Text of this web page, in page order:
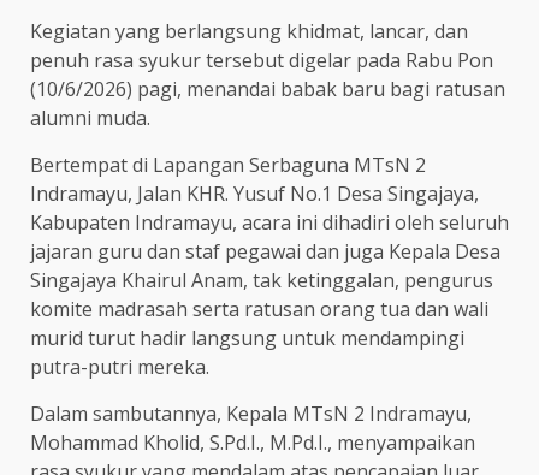
Kegiatan yang berlangsung khidmat, lancar, dan
penuh rasa syukur tersebut digelar pada Rabu Pon
(10/6/2026) pagi, menandai babak baru bagi ratusan
alumni muda.
Bertempat di Lapangan Serbaguna MTsN 2
Indramayu, Jalan KHR. Yusuf No.1 Desa Singajaya,
Kabupaten Indramayu, acara ini dihadiri oleh seluruh
jajaran guru dan staf pegawai dan juga Kepala Desa
Singajaya Khairul Anam, tak ketinggalan, pengurus
komite madrasah serta ratusan orang tua dan wali
murid turut hadir langsung untuk mendampingi
putra-putri mereka.
Dalam sambutannya, Kepala MTsN 2 Indramayu,
Mohammad Kholid, S.Pd.I., M.Pd.I., menyampaikan